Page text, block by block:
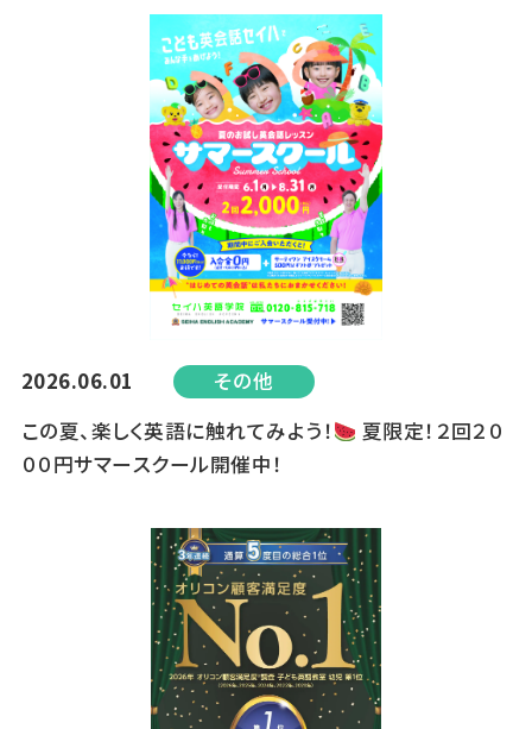
2026.06.01
その他
この夏、楽しく英語に触れてみよう！
夏限定！２回２０
００円サマースクール開催中！